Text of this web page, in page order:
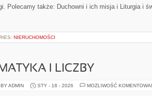
Polecamy także: Duchowni i ich misja i Liturgia i
NIERUCHOMOŚCI
I LICZBY
ADMIN STY - 18 - 2026 MOŻLIWOŚĆ